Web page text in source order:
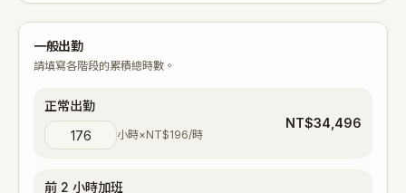
一般出勤
請填寫各階段的累積總時數。
正常出勤
小時×NT$196/時
NT$34,496
前 2 小時加班